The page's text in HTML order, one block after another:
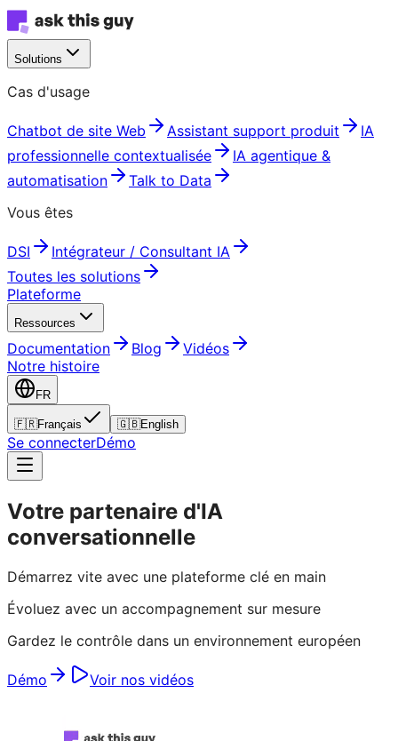
Solutions
Cas d'usage
Chatbot de site Web Assistant support produit
IA
professionnelle contextualisée
IA agentique &
automatisation
Talk to Data
Vous êtes
DSI
Intégrateur / Consultant IA
Toutes les solutions
Plateforme
Ressources
Documentation Blog
Vidéos
Notre histoire
FR
🇫🇷Français 🇬🇧English
Se connecterDémo
Votre partenaire d'IA
conversationnelle
Démarrez vite avec une plateforme clé en main
Évoluez avec un accompagnement sur mesure
Gardez le contrôle dans un environnement européen
Démo Voir nos vidéos